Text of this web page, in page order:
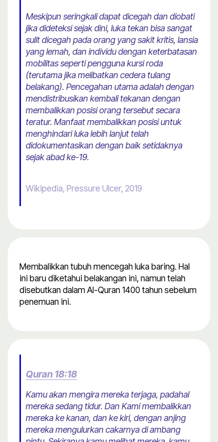
Meskipun seringkali dapat dicegah dan diobati
jika dideteksi sejak dini, luka tekan bisa sangat
sulit dicegah pada orang yang sakit kritis, lansia
yang lemah, dan individu dengan keterbatasan
mobilitas seperti pengguna kursi roda
(terutama jika melibatkan cedera tulang
belakang). Pencegahan utama adalah dengan
mendistribusikan kembali tekanan dengan
membalikkan posisi orang tersebut secara
teratur. Manfaat membalikkan posisi untuk
menghindari luka lebih lanjut telah
didokumentasikan dengan baik setidaknya
sejak abad ke-19.
Wikipedia, Pressure Ulcer, 2019
Membalikkan tubuh mencegah luka baring. Hal
ini baru diketahui belakangan ini, namun telah
disebutkan dalam Al-Quran 1400 tahun sebelum
penemuan ini.
Quran 18:18
Kamu akan mengira mereka terjaga, padahal
mereka sedang tidur. Dan Kami membalikkan
mereka ke kanan, dan ke kiri, dengan anjing
mereka mengulurkan cakarnya di ambang